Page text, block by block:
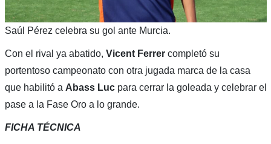
Saúl Pérez celebra su gol ante Murcia.
Con el rival ya abatido, Vicent Ferrercompletó su
portentoso campeonato con otra jugada marca de la casa
que habilitó a Abass Luc para cerrar la goleada y celebrar el
pase a la Fase Oro a lo grande.
FICHA TÉCNICA